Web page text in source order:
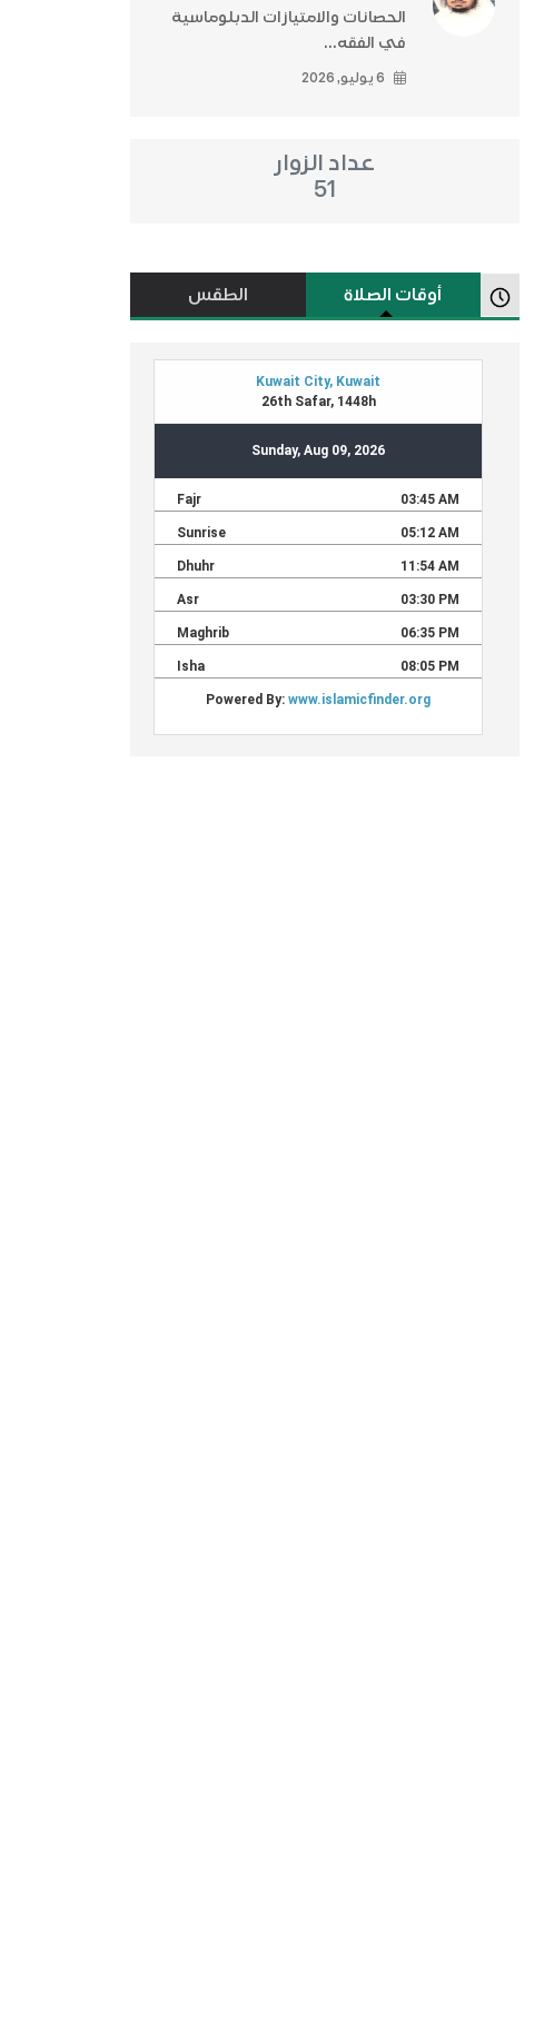
الحصانات والامتيازات الدبلوماسية
في الفقه...
6 يوليو, 2026
عداد الزوار
51
أوقات الصلاة الطقس